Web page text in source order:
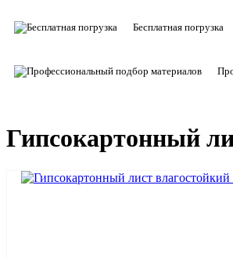
Бесплатная погрузка
Гипсокартонный